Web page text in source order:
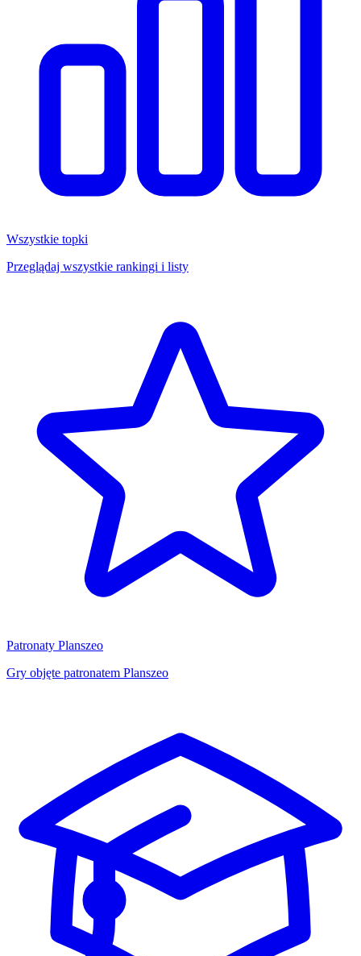
Wszystkie topki
Przeglądaj wszystkie rankingi i listy
Patronaty Planszeo
Gry objęte patronatem Planszeo